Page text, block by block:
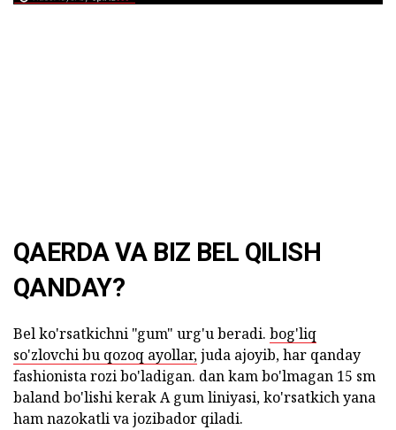
QAERDA VA BIZ BEL QILISH
QANDAY?
Bel ko'rsatkichni "gum" urg'u beradi. bog'liq
so'zlovchi bu qozoq ayollar,juda ajoyib, har qanday
fashionista rozi bo'ladigan. dan kam bo'lmagan 15 sm
baland bo'lishi kerak A gum liniyasi, ko'rsatkich yana
ham nazokatli va jozibador qiladi.